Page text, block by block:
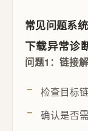
常见问题系
下载异常诊
问题1：链接
检查目标
确认是否